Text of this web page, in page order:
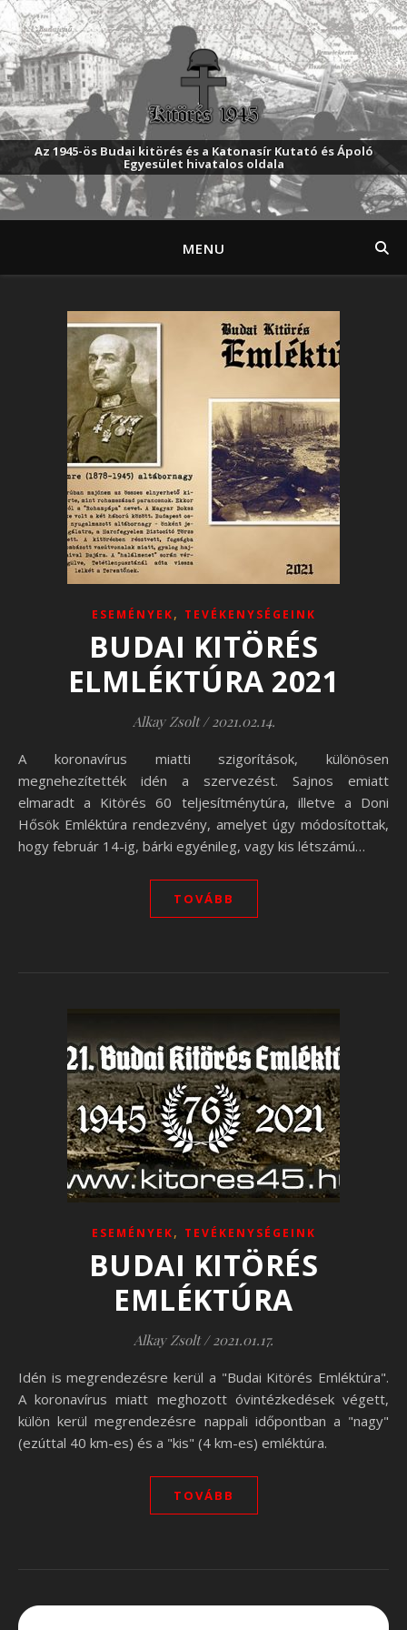
Az 1945-ös Budai kitörés és a Katonasír Kutató és Ápoló
Egyesület hivatalos oldala
MENU
ESEMÉNYEK, TEVÉKENYSÉGEINK
BUDAI KITÖRÉS
ELMLÉKTÚRA 2021
Alkay Zsolt / 2021.02.14.
A koronavírus miatti szigorítások, különösen
megnehezítették idén a szervezést. Sajnos emiatt
elmaradt a Kitörés 60 teljesítménytúra, illetve a Doni
Hősök Emléktúra rendezvény, amelyet úgy módosítottak,
hogy február 14-ig, bárki egyénileg, vagy kis létszámú…
TOVÁBB
ESEMÉNYEK, TEVÉKENYSÉGEINK
BUDAI KITÖRÉS
EMLÉKTÚRA
Alkay Zsolt / 2021.01.17.
Idén is megrendezésre kerül a "Budai Kitörés Emléktúra".
A koronavírus miatt meghozott óvintézkedések végett,
külön kerül megrendezésre nappali időpontban a "nagy"
(ezúttal 40 km-es) és a "kis" (4 km-es) emléktúra.
TOVÁBB